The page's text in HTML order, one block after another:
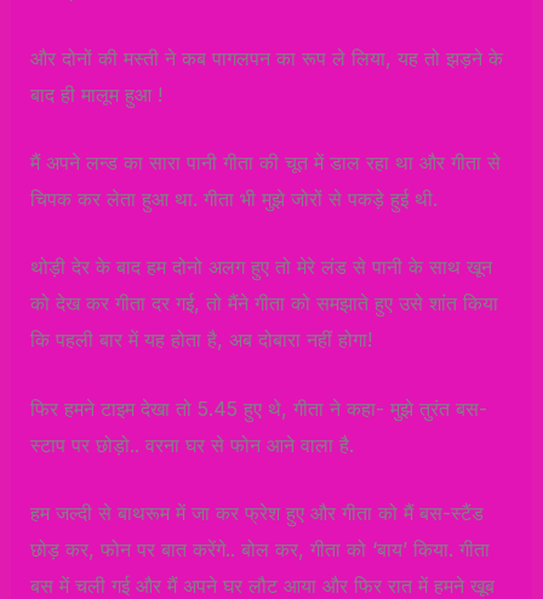
और दोनों की मस्ती ने कब पागलपन का रूप ले लिया, यह तो झड़ने के
बाद ही मालूम हुआ !
मैं अपने लन्ड का सारा पानी गीता की चूत में डाल रहा था और गीता से
चिपक कर लेता हुआ था. गीता भी मुझे जोरों से पकड़े हुई थी.
थोड़ी देर के बाद हम दोनो अलग हुए तो मेरे लंड से पानी के साथ खून
को देख कर गीता दर गई, तो मैंने गीता को समझाते हुए उसे शांत किया
कि पहली बार में यह होता है, अब दोबारा नहीं होगा!
फिर हमने टाइम देखा तो 5.45 हुए थे, गीता ने कहा- मुझे तुरंत बस-
स्टाप पर छोड़ो.. वरना घर से फोन आने वाला है.
हम जल्दी से बाथरूम में जा कर फ्रेश हुए और गीता को मैं बस-स्टैंड
छोड़ कर, फोन पर बात करेंगे.. बोल कर, गीता को ‘बाय’ किया. गीता
बस में चली गई और मैं अपने घर लौट आया और फिर रात में हमने खूब